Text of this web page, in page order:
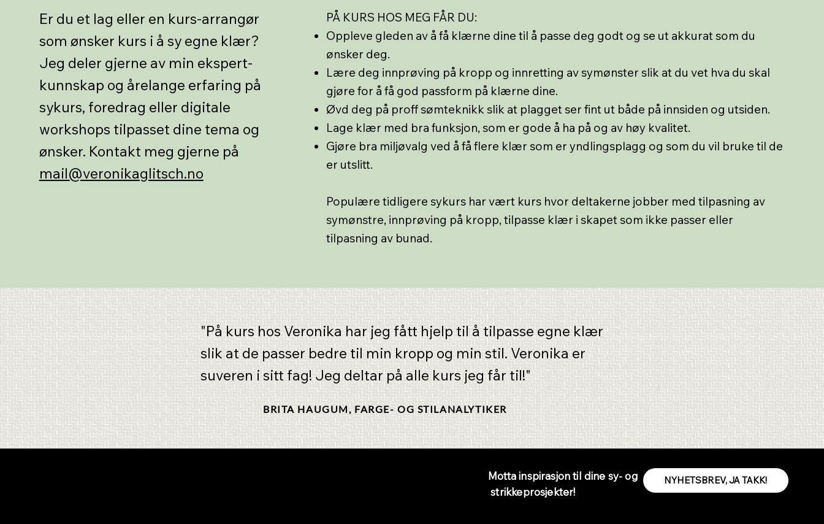
"På kurs hos Veronika har jeg fått hjelp til å tilpasse egne klær
slik at de passer bedre til min kropp og min stil. Veronika er
suveren i sitt fag! Jeg deltar på alle kurs jeg får til!"
BRITA HAUGUM, FARGE- OG STILANALYTIKER
Er du et lag eller en kurs-arrangør
som ønsker kurs i å sy egne klær?
Jeg deler gjerne av min ekspert-
kunnskap og årelange erfaring på
sykurs, foredrag eller digitale
workshops tilpasset dine tema og
ønsker. Kontakt meg gjerne på
mail@veronikaglitsch.no
PÅ KURS HOS MEG FÅR DU:
Oppleve gleden av å få klærne dine til å passe deg godt og se ut akkurat som du
ønsker deg.
Lære deg innprøving på kropp og innretting av symønster slik at du vet hva du skal
gjøre for å få god passform på klærne dine.
Øvd deg på proff sømteknikk slik at plagget ser fint ut både på innsiden og utsiden.
Lage klær med bra funksjon, som er gode å ha på og av høy kvalitet.
Gjøre bra miljøvalg ved å få flere klær som er yndlingsplagg og som du vil bruke til de
er utslitt.
Populære tidligere sykurs har vært kurs hvor deltakerne jobber med tilpasning av
symønstre, innprøving på kropp, tilpasse klær i skapet som ikke passer eller
tilpasning av bunad.
Motta inspirasjon til dine sy- og
strikkeprosjekter!
NYHETSBREV, JA TAKK!